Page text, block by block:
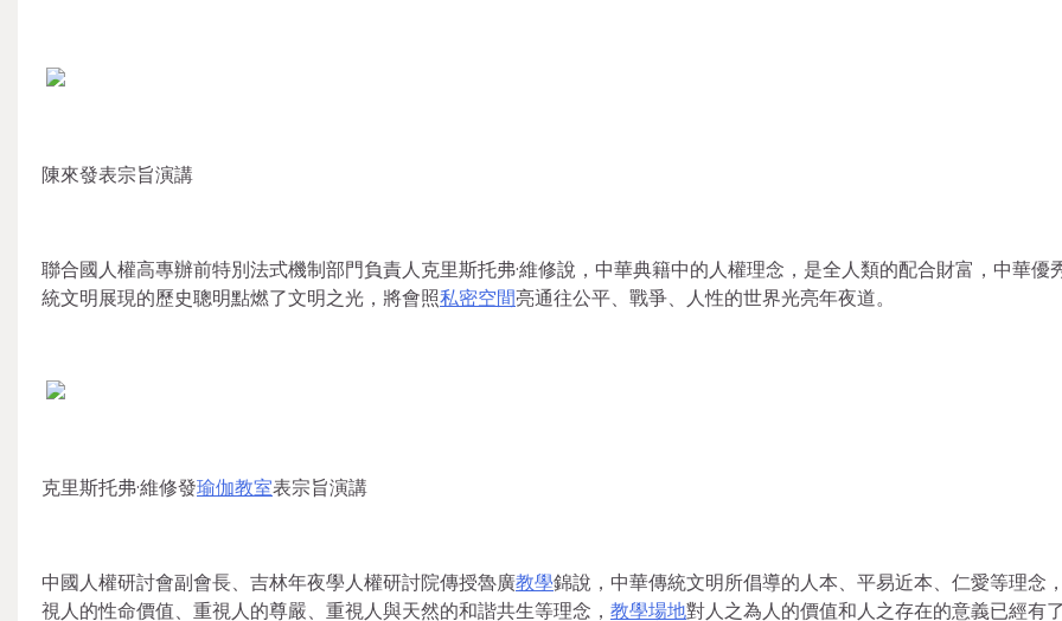
陳來發表宗旨演講
聯合國人權高專辦前特別法式機制部門負責人克里斯托弗·維修說，中華典籍中的人權理念，是全人類的配合財富，中華優
統文明展現的歷史聰明點燃了文明之光，將會照私密空間亮通往公平、戰爭、人性的世界光亮年夜道。
克里斯托弗·維修發瑜伽教室表宗旨演講
中國人權研討會副會長、吉林年夜學人權研討院傳授魯廣教學錦說，中華傳統文明所倡導的人本、平易近本、仁愛等理念
視人的性命價值、重視人的尊嚴、重視人與天然的和諧共生等理念， 教學場地對人之為人的價值和人之存在的意義已經有